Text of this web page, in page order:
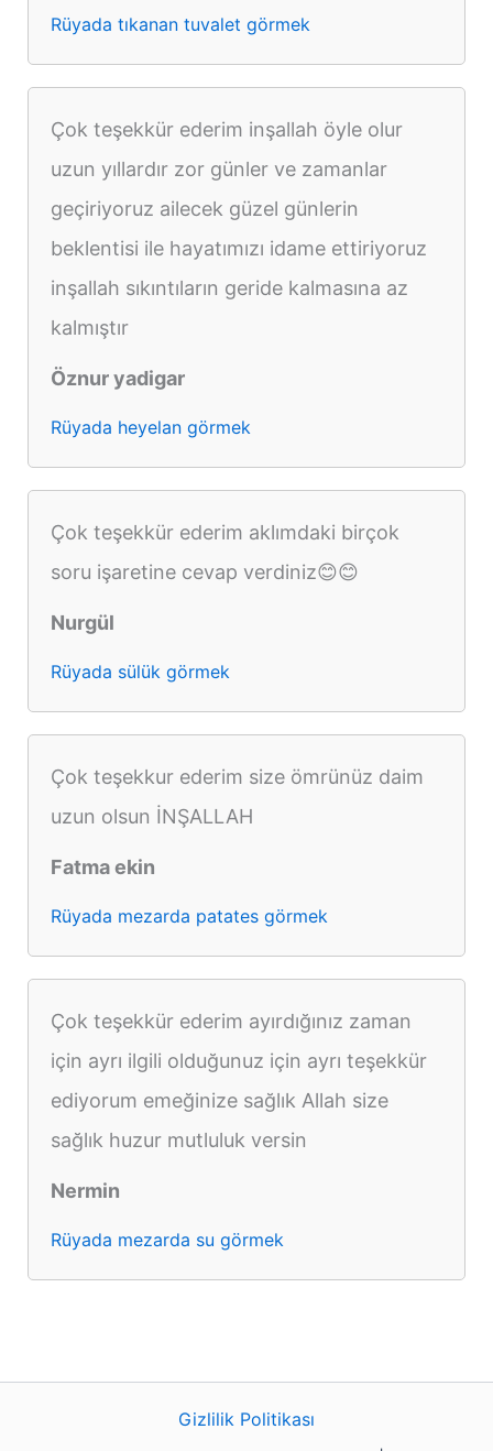
Rüyada tıkanan tuvalet görmek
Çok teşekkür ederim inşallah öyle olur
uzun yıllardır zor günler ve zamanlar
geçiriyoruz ailecek güzel günlerin
beklentisi ile hayatımızı idame ettiriyoruz
inşallah sıkıntıların geride kalmasına az
kalmıştır
Öznur yadigar
Rüyada heyelan görmek
Çok teşekkür ederim aklımdaki birçok
soru işaretine cevap verdiniz😊😊
Nurgül
Rüyada sülük görmek
Çok teşekkur ederim size ömrünüz daim
uzun olsun İNŞALLAH
Fatma ekin
Rüyada mezarda patates görmek
Çok teşekkür ederim ayırdığınız zaman
için ayrı ilgili olduğunuz için ayrı teşekkür
ediyorum emeğinize sağlık Allah size
sağlık huzur mutluluk versin
Nermin
Rüyada mezarda su görmek
Gizlilik Politikası